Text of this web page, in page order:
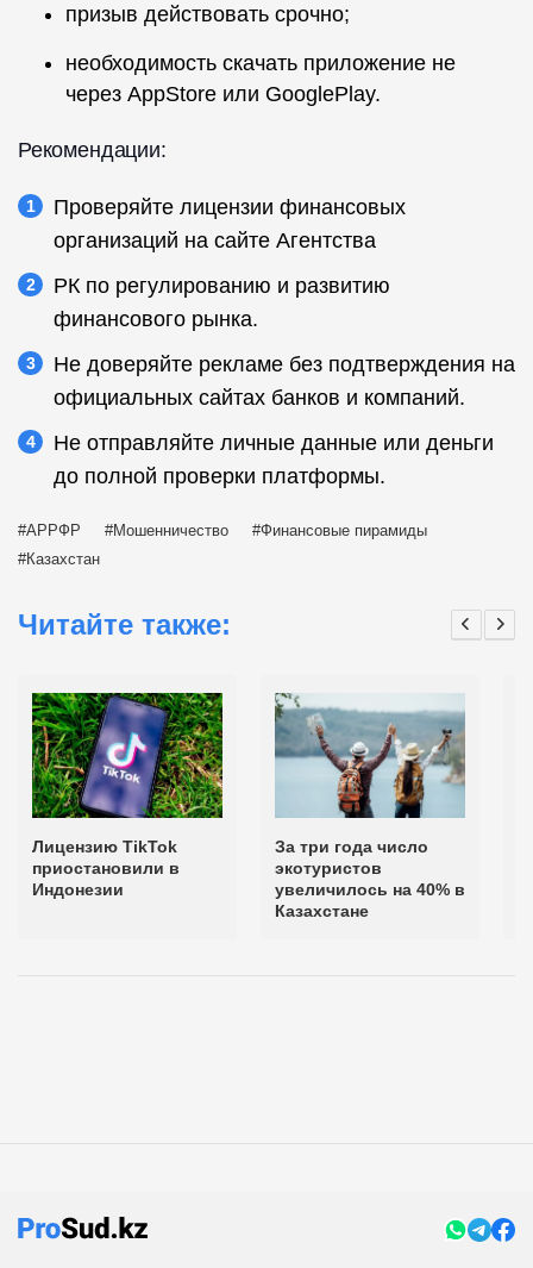
призыв действовать срочно;
необходимость скачать приложение не
через AppStore или GooglePlay.
Рекомендации:
Проверяйте лицензии финансовых
организаций на сайте Агентства
РК по регулированию и развитию
финансового рынка.
Не доверяйте рекламе без подтверждения на
официальных сайтах банков и компаний.
Не отправляйте личные данные или деньги
до полной проверки платформы.
АРРФР Мошенничество
Финансовые пирамиды
Казахстан
Читайте также:
Лицензию TikTok
приостановили в
Индонезии
За три года число
экотуристов
увеличилось на 40% в
Казахстане